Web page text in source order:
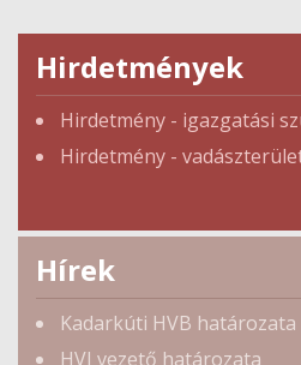
Hirdetmények
Hirdetmény - igazgatási
Hirdetmény -
Hírek
Kadarkúti HVB határozata
HVI vezető határozata